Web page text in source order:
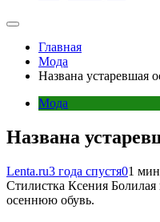
Главная
Мода
Названа устаревшая
Мода
Названа
Lenta.ru3 года спустя01
Стилистка Ксения
осеннюю обувь.